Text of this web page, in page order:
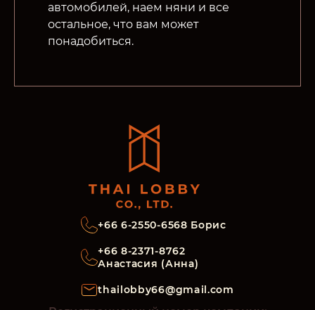
автомобилей, наем няни и все
остальное, что вам может
понадобиться.
+66 6-2550-6568 Борис